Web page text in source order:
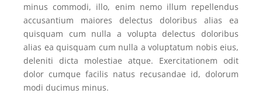
minus commodi, illo, enim nemo illum repellendus
accusantium maiores delectus doloribus alias ea
quisquam cum nulla a volupta delectus doloribus
alias ea quisquam cum nulla a voluptatum nobis eius,
deleniti dicta molestiae atque. Exercitationem odit
dolor cumque facilis natus recusandae id, dolorum
modi ducimus minus.